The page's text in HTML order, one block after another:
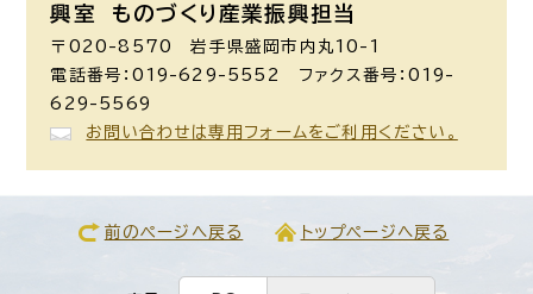
興室
ものづくり産業振興担当
〒020-8570 岩手県盛岡市内丸10-1
電話番号：019-629-5552 ファクス番号：019-
629-5569
お問い合わせは専用フォームをご利用ください。
前のページへ戻る トップページへ戻る